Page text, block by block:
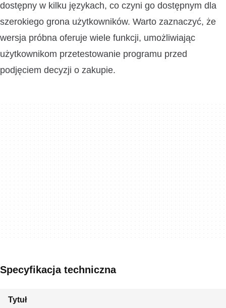
dostępny w kilku językach, co czyni go dostępnym dla
szerokiego grona użytkowników. Warto zaznaczyć, że
wersja próbna oferuje wiele funkcji, umożliwiając
użytkownikom przetestowanie programu przed
podjęciem decyzji o zakupie.
Specyfikacja techniczna
Tytuł